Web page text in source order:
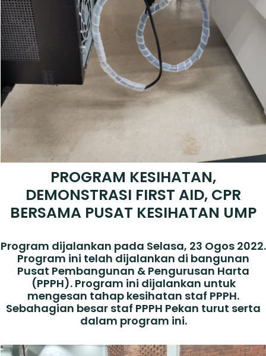
PROGRAM KESIHATAN,
DEMONSTRASI FIRST AID, CPR
BERSAMA PUSAT KESIHATAN UMP
Program dijalankan pada Selasa, 23 Ogos 2022.
Program ini telah dijalankan di bangunan
Pusat Pembangunan & Pengurusan Harta
(PPPH). Program ini dijalankan untuk
mengesan tahap kesihatan staf PPPH.
Sebahagian besar staf PPPH Pekan turut serta
dalam program ini.